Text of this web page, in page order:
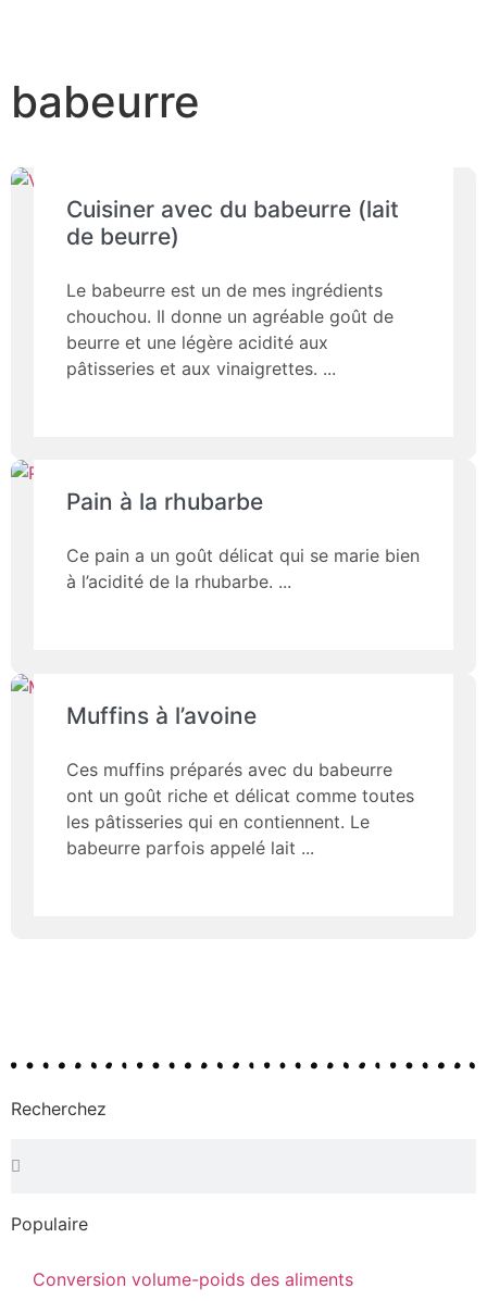
babeurre
Cuisiner avec du babeurre (lait
de beurre)
Le babeurre est un de mes ingrédients
chouchou. Il donne un agréable goût de
beurre et une légère acidité aux
pâtisseries et aux vinaigrettes.
Pain à la rhubarbe
Ce pain a un goût délicat qui se marie bien
à l’acidité de la rhubarbe.
Muffins à l’avoine
Ces muffins préparés avec du babeurre
ont un goût riche et délicat comme toutes
les pâtisseries qui en contiennent. Le
babeurre parfois appelé lait
Recherchez
Populaire
Conversion volume-poids des aliments